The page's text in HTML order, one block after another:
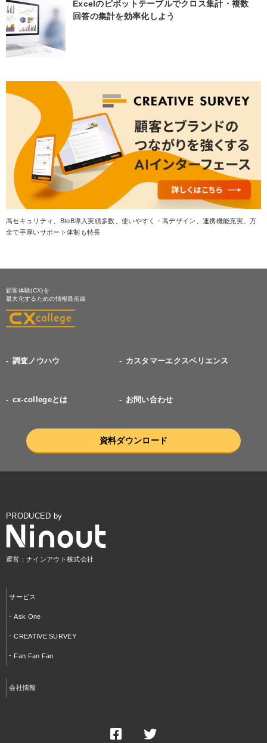
Excelのピボットテーブルでクロス集計・複数
回答の集計を効率化しよう
高セキュリティ、BtoB導入実績多数、使いやすく・高デザイン、連携機能充実。万
全で手厚いサポート体制も特長
顧客体験(CX)を
最大化するための情報最前線
調査ノウハウ カスタマーエクスペリエンス
cx-collegeとは お問い合わせ
資料ダウンロード
PRODUCED by
運営：ナインアウト株式会社
サービス
Ask One
CREATIVE SURVEY
Fan Fan Fan
会社情報